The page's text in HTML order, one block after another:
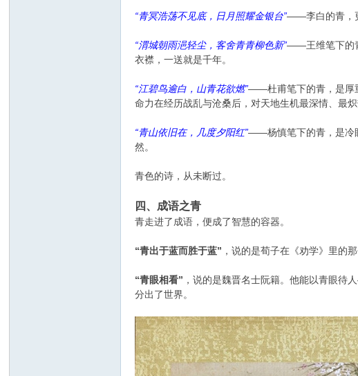
“青冥浩荡不见底，日月照耀金银台”——李白的青，
“渭城朝雨浥轻尘，客舍青青柳色新”——王维笔下的
衣襟，一送就是千年。
“江碧鸟逾白，山青花欲燃”——杜甫笔下的青，是厚
命力在经历战乱与沧桑后，对天地生机最深情、最炽
“青山依旧在，几度夕阳红”——杨慎笔下的青，是冷
然。
青色的诗，从未断过。
四、成语之青
青走进了成语，便成了智慧的容器。
“青出于蓝而胜于蓝” ，说的是荀子在《劝学》里的
“青眼相看” ，说的是魏晋名士阮籍。他能以青眼
分出了世界。